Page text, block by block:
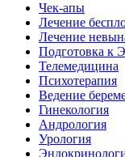
Чек-апы
Лечение
Лечение
Подготовка к
Телемедицина
Психотерапия
Ведение
Гинекология
Андрология
Урология